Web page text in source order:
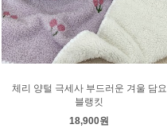
체리 양털 극세사 부드러운 겨울 담요
블랭킷
18,900원